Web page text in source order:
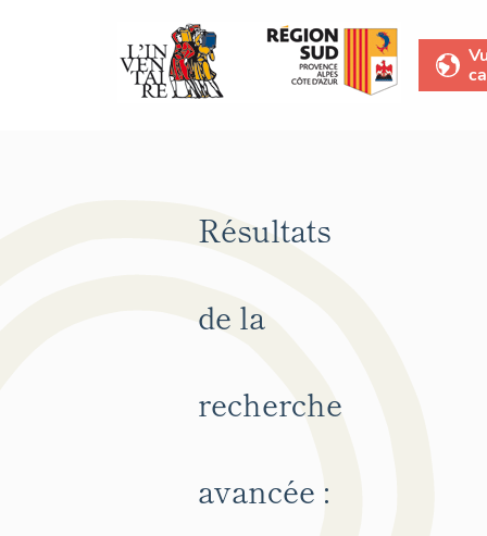
Résultats
de la
recherche
avancée :